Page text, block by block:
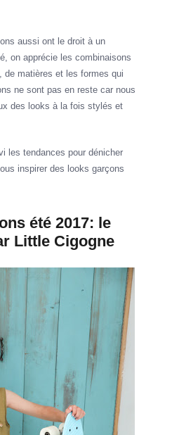
aussi ont le droit à un
on apprécie les combinaisons
de matières et les formes qui
ne sont pas en reste car nous
des looks à la fois stylés et
les tendances pour dénicher
inspirer des looks garçons
été 2017: le
Little Cigogne